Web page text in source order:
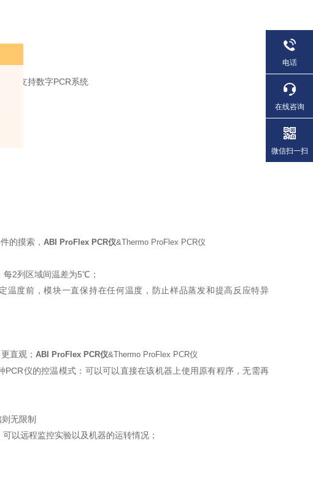
器
可支持数字PCR系统
作
的摸索， ABI ProFlex PCR仪&Thermo ProFlex PCR仪
2列区域间温差为5℃；
温度前，模块一直保持在任何温度，防止样品蒸发和提高反应特异
直观； ABI ProFlex PCR仪&Thermo ProFlex PCR仪
PCR仪的控温模式：可以可以直接在该机器上使用原有程序，无需再
无限制
以远程监控实验以及机器的运转情况；
电话
在线咨询
微信扫一扫